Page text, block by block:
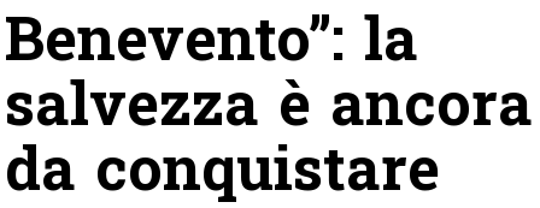
Benevento”: la
salvezza è ancora
da conquistare